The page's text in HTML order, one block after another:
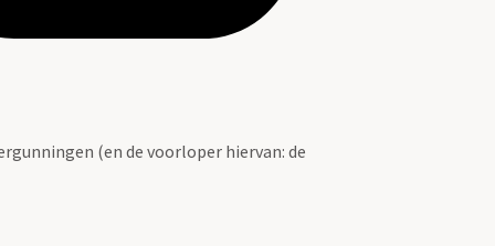
(en de voorloper hiervan: de